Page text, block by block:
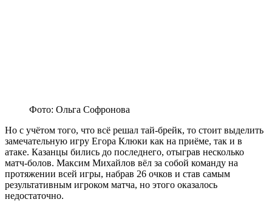
Фото: Ольга Софронова
Но с учётом того, что всё решал тай-брейк, то стоит выделить
замечательную игру Егора Клюки как на приёме, так и в
атаке. Казанцы бились до последнего, отыграв несколько
матч-болов. Максим Михайлов вёл за собой команду на
протяжении всей игры, набрав 26 очков и став самым
результативным игроком матча, но этого оказалось
недостаточно.